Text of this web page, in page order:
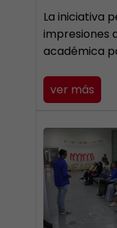
La iniciativa
impresiones
académica
ver más